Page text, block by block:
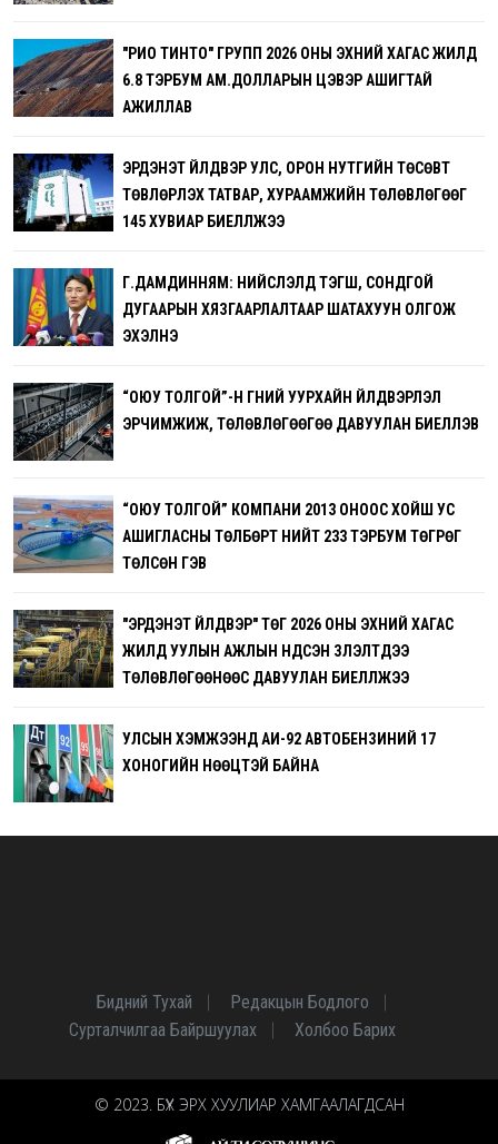
"РИО ТИНТО" ГРУПП 2026 ОНЫ ЭХНИЙ ХАГАС ЖИЛД
6.8 ТЭРБУМ АМ.ДОЛЛАРЫН ЦЭВЭР АШИГТАЙ
АЖИЛЛАВ
ЭРДЭНЭТ ҮЙЛДВЭР УЛС, ОРОН НУТГИЙН ТӨСӨВТ
ТӨВЛӨРҮҮЛЭХ ТАТВАР, ХУРААМЖИЙН ТӨЛӨВЛӨГӨӨГ
145 ХУВИАР БИЕЛҮҮЛЖЭЭ
Г.ДАМДИННЯМ: НИЙСЛЭЛД ТЭГШ, СОНДГОЙ
ДУГААРЫН ХЯЗГААРЛАЛТААР ШАТАХУУН ОЛГОЖ
ЭХЭЛНЭ
“ОЮУ ТОЛГОЙ”-Н ГҮНИЙ УУРХАЙН ҮЙЛДВЭРЛЭЛ
ЭРЧИМЖИЖ, ТӨЛӨВЛӨГӨӨГӨӨ ДАВУУЛАН БИЕЛҮҮЛЭВ
“ОЮУ ТОЛГОЙ” КОМПАНИ 2013 ОНООС ХОЙШ УС
АШИГЛАСНЫ ТӨЛБӨРТ НИЙТ 233 ТЭРБУМ ТӨГРӨГ
ТӨЛСӨН ГЭВ
"ЭРДЭНЭТ ҮЙЛДВЭР" ТӨҮГ 2026 ОНЫ ЭХНИЙ ХАГАС
ЖИЛД УУЛЫН АЖЛЫН ҮНДСЭН ҮЗҮҮЛЭЛТҮҮДЭЭ
ТӨЛӨВЛӨГӨӨНӨӨС ДАВУУЛАН БИЕЛҮҮЛЖЭЭ
УЛСЫН ХЭМЖЭЭНД АИ-92 АВТОБЕНЗИНИЙ 17
ХОНОГИЙН НӨӨЦТЭЙ БАЙНА
Бидний Тухай
Редакцын Бодлого
Сурталчилгаа Байршуулах
Холбоо Барих
© 2023. БҮХ ЭРХ ХУУЛИАР ХАМГААЛАГДСАН